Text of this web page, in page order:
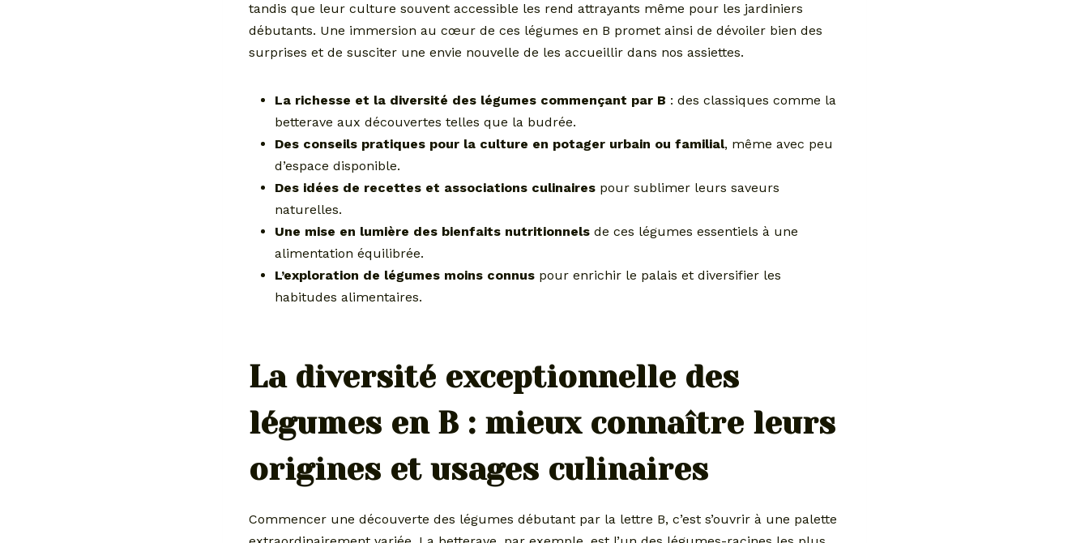
tandis que leur culture souvent accessible les rend attrayants même pour les jardiniers
débutants. Une immersion au cœur de ces légumes en B promet ainsi de dévoiler bien des
surprises et de susciter une envie nouvelle de les accueillir dans nos assiettes.
La richesse et la diversité des légumes commençant par B : des classiques comme la
betterave aux découvertes telles que la budrée.
Des conseils pratiques pour la culture en potager urbain ou familial, même avec peu
d’espace disponible.
Des idées de recettes et associations culinaires pour sublimer leurs saveurs
naturelles.
Une mise en lumière des bienfaits nutritionnels de ces légumes essentiels à une
alimentation équilibrée.
L’exploration de légumes moins connus pour enrichir le palais et diversifier les
habitudes alimentaires.
La diversité exceptionnelle des
légumes en B : mieux connaître leurs
origines et usages culinaires
Commencer une découverte des légumes débutant par la lettre B, c’est s’ouvrir à une palette